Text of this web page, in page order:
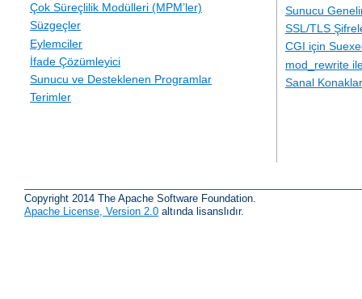
Çok Süreçlilik Modülleri (MPM’ler)
Süzgeçler
Eylemciler
İfade Çözümleyici
Sunucu ve Desteklenen Programlar
Terimler
Sunucu
SSL/TLS
CGI için
mod_rewrite
Sanal Konaklar
Copyright 2014 The Apache Software Foundation.
Apache License, Version 2.0 altında lisanslıdır.